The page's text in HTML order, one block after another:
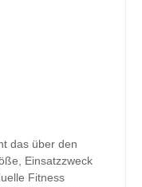
das über den
Einsatzzweck
Fitness